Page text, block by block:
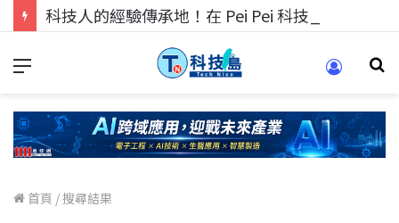
首頁 /搜尋結果